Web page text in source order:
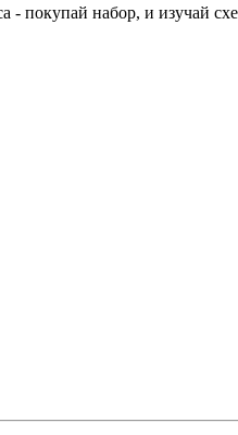
- покупай набор, и изучай